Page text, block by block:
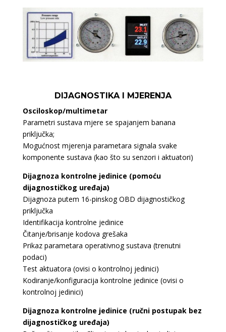
DIJAGNOSTIKA I MJERENJA
Osciloskop/multimetar
Parametri sustava mjere se spajanjem banana
priključka;
Mogućnost mjerenja parametara signala svake
komponente sustava (kao što su senzori i aktuatori)
Dijagnoza kontrolne jedinice (pomoću
dijagnostičkog uređaja)
Dijagnoza putem 16-pinskog OBD dijagnostičkog
priključka
Identifikacija kontrolne jedinice
Čitanje/brisanje kodova grešaka
Prikaz parametara operativnog sustava (trenutni
podaci)
Test aktuatora (ovisi o kontrolnoj jedinici)
Kodiranje/konfiguracija kontrolne jedinice (ovisi o
kontrolnoj jedinici)
Dijagnoza kontrolne jedinice (ručni postupak bez
dijagnostičkog uređaja)